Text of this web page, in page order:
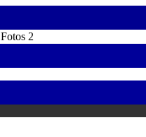
Fotos 2